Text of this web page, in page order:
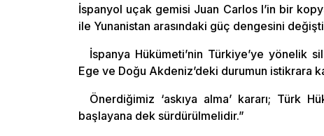
İspanyol uçak gemisi Juan Carlos I’in bir
ile Yunanistan arasındaki güç dengesini
İspanya Hükümeti’nin Türkiye’ye yönelik
Ege ve Doğu Akdeniz’deki durumun istikrara
Önerdiğimiz ‘askıya alma’ kararı; Türk
başlayana dek sürdürülmelidir.”